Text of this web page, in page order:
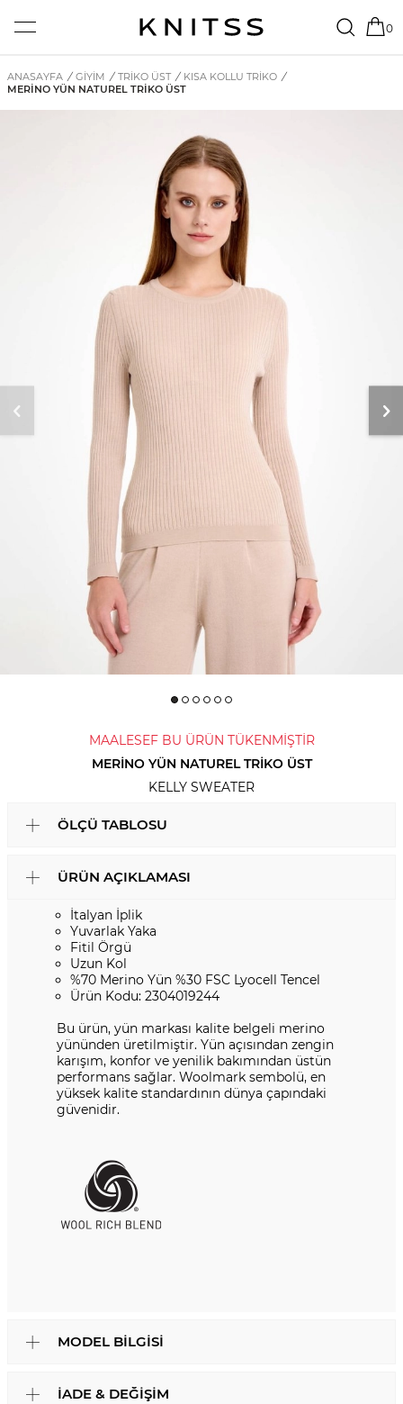
0
ANASAYFA / GİYİM / TRIKO ÜST / KISA KOLLU TRIKO /
MERINO YÜN NATUREL TRIKO ÜST
MAALESEF BU ÜRÜN TÜKENMİŞTİR
MERINO YÜN NATUREL TRIKO ÜST
KELLY SWEATER
ÖLÇÜ TABLOSU
ÜRÜN AÇIKLAMASI
İtalyan İplik
Yuvarlak Yaka
Fitil Örgü
Uzun Kol
%70 Merino Yün %30 FSC Lyocell Tencel
Ürün Kodu: 2304019244
Bu ürün, yün markası kalite belgeli merino
yününden üretilmiştir. Yün açısından zengin
karışım, konfor ve yenilik bakımından üstün
performans sağlar. Woolmark sembolü, en
yüksek kalite standardının dünya çapındaki
güvenidir.
MODEL BILGISI
İADE & DEĞIŞIM